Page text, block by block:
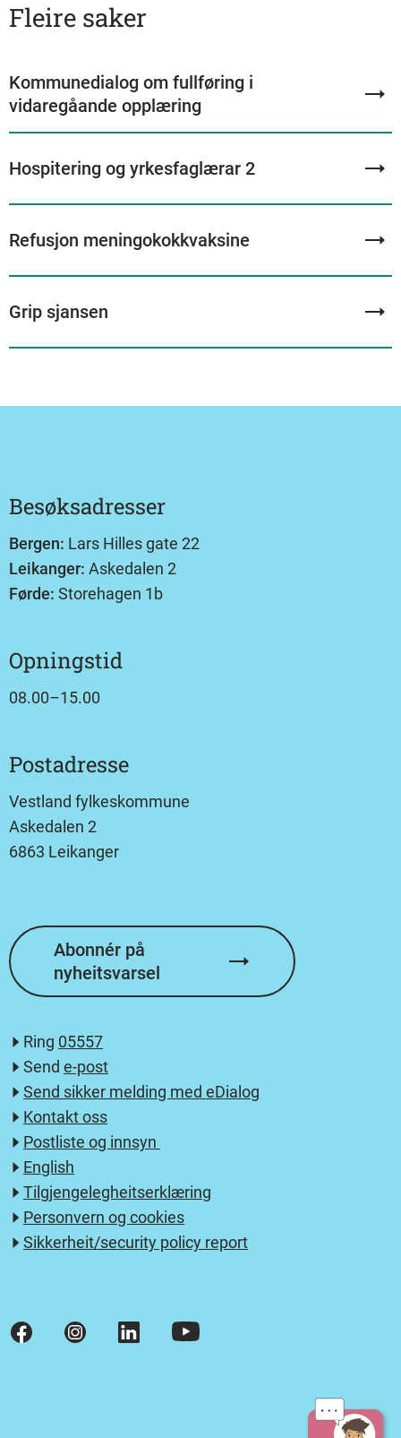
Fleire saker
Kommunedialog om fullføring i
vidaregåande opplæring
Hospitering og yrkesfaglærar 2
Refusjon meningokokkvaksine
Grip sjansen
Besøksadresser
Bergen: Lars Hilles gate 22
Leikanger: Askedalen 2
Førde: Storehagen 1b
Opningstid
08.00–15.00
Postadresse
Vestland fylkeskommune
Askedalen 2
6863 Leikanger
Abonnér på
nyheitsvarsel
Ring 05557
Send e-post
Send sikker melding med eDialog
Kontakt oss
Postliste og innsyn
English
Tilgjengelegheitserklæring
Personvern og cookies
Sikkerheit/security policy report